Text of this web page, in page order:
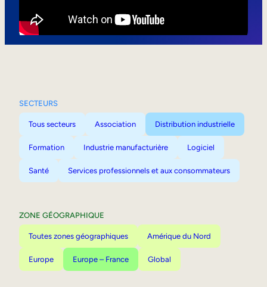
SECTEURS
Tous secteurs Association Distribution industrielle
Formation Industrie manufacturière Logiciel
Santé Services professionnels et aux consommateurs
ZONE GÉOGRAPHIQUE
Toutes zones géographiques Amérique du Nord
Europe Europe – France Global